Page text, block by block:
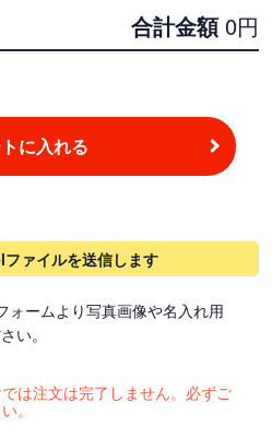
合計金額 0円
に入れる
ァイルを送信します
ォームより写真画像や名入れ用
い。
は注文は完了しません。必ずご
。